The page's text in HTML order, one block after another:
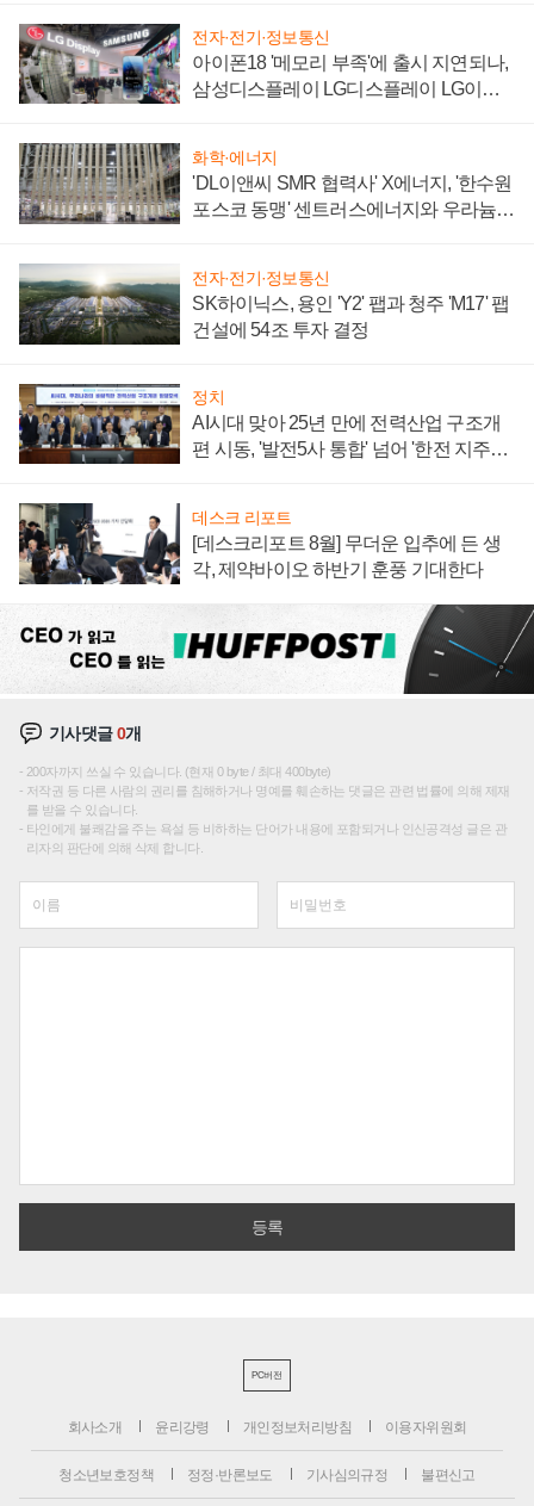
전자·전기·정보통신
아이폰18 '메모리 부족'에 출시 지연되나,
삼성디스플레이 LG디스플레이 LG이노
화학·에너지
'DL이앤씨 SMR 협력사' X에너지, '한수원
포스코 동맹' 센트러스에너지와 우라늄
전자·전기·정보통신
SK하이닉스, 용인 'Y2' 팹과 청주 'M17' 팹
건설에 54조 투자 결정
정치
AI시대 맞아 25년 만에 전력산업 구조개
편 시동, '발전5사 통합' 넘어 '한전 지주사'
데스크 리포트
[데스크리포트 8월] 무더운 입추에 든 생
각, 제약바이오 하반기 훈풍 기대한다
기사댓글0개
200자까지 쓰실 수 있습니다. (현재 0 byte / 최대 400byte)
저작권 등 다른 사람의 권리를 침해하거나 명예를 훼손하는 댓글은 관련 법률에 의해 제재
를 받을 수 있습니다.
타인에게 불쾌감을 주는 욕설 등 비하하는 단어가 내용에 포함되거나 인신공격성 글은 관
리자의 판단에 의해 삭제 합니다.
PC버전
회사소개 윤리강령 개인정보처리방침 이용자위원회
청소년보호정책 정정·반론보도 기사심의규정 불편신고